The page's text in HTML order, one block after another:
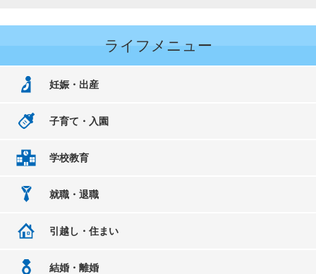
ライフメニュー
妊娠・出産
子育て・入園
学校教育
就職・退職
引越し・住まい
結婚・離婚